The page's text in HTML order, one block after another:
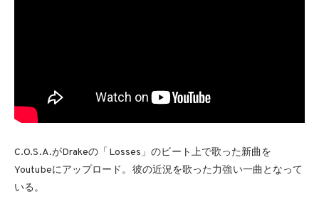
C.O.S.A.がDrakeの「Losses」のビート上で歌った新曲を
Youtubeにアップロード。彼の近況を歌った力強い一曲となって
いる。